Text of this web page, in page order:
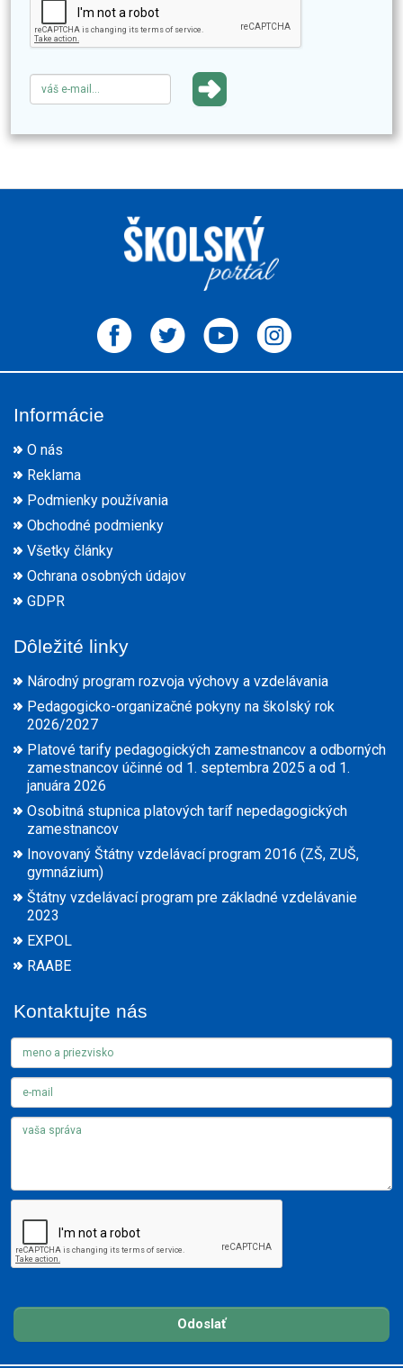
Informácie
O nás
Reklama
Podmienky používania
Obchodné podmienky
Všetky články
Ochrana osobných údajov
GDPR
Dôležité linky
Národný program rozvoja výchovy a vzdelávania
Pedagogicko-organizačné pokyny na školský rok
2026/2027
Platové tarify pedagogických zamestnancov a odborných
zamestnancov účinné od 1. septembra 2025 a od 1.
januára 2026
Osobitná stupnica platových taríf nepedagogických
zamestnancov
Inovovaný Štátny vzdelávací program 2016 (ZŠ, ZUŠ,
gymnázium)
Štátny vzdelávací program pre základné vzdelávanie
2023
EXPOL
RAABE
Kontaktujte nás
Odoslať